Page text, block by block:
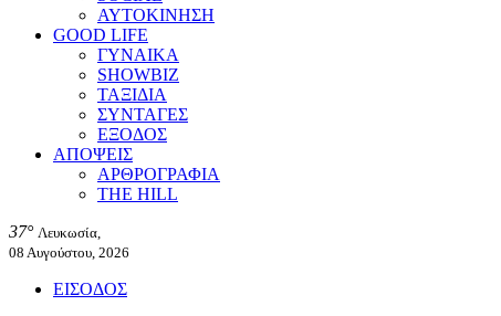
ΑΥΤΟΚΙΝΗΣΗ
GOOD LIFE
ΓΥΝΑΙΚΑ
SHOWBIZ
ΤΑΞΙΔΙΑ
ΣΥΝΤΑΓΕΣ
ΕΞΟΔΟΣ
ΑΠΟΨΕΙΣ
ΑΡΘΡΟΓΡΑΦΙΑ
THE HILL
37° Λευκωσία,
08 Αυγούστου, 2026
ΕΙΣΟΔΟΣ